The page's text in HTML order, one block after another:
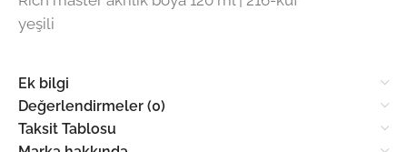
yeşili
Ek bilgi
Değerlendirmeler (0)
Taksit Tablosu